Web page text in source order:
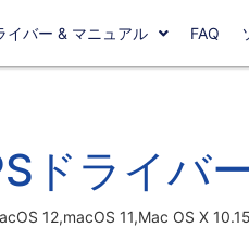
イバー & マニュアル FAQ
ドライバ
12,macOS 11,Mac OS X